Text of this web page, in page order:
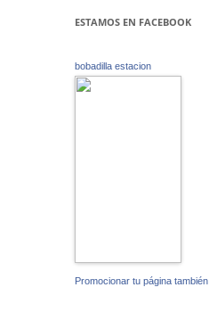
ESTAMOS EN FACEBOOK
bobadilla estacion
Promocionar tu página también